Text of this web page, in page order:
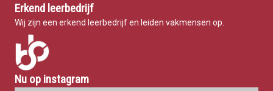
Erkend leerbedrijf
Wij zijn een erkend leerbedrijf en leiden vakmensen op.
Nu op instagram